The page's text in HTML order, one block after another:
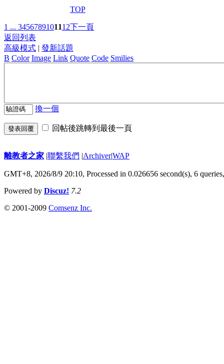
TOP
1 ... 3456789101112下一頁
返回列表
高級模式 | 發新話題
B Color Image Link Quote Code Smilies
換一個
發表回覆 回帖後跳轉到最後一頁
離教者之家 |聯繫我們 |Archiver|WAP
GMT+8, 2026/8/9 20:10, Processed in 0.026656 second(s), 6
Powered by Discuz! 7.2
© 2001-2009 Comsenz Inc.